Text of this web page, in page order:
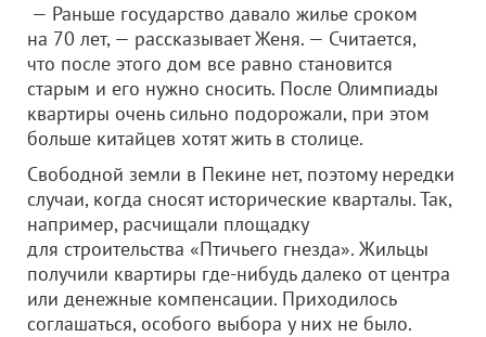
— Раньше государство давало жилье сроком
на 70 лет, — рассказывает Женя. — Считается,
что после этого дом все равно становится
старым и его нужно сносить. После Олимпиады
квартиры очень сильно подорожали, при этом
больше китайцев хотят жить в столице.
Свободной земли в Пекине нет, поэтому нередки
случаи, когда сносят исторические кварталы. Так,
например, расчищали площадку
для строительства «Птичьего гнезда». Жильцы
получили квартиры где-нибудь далеко от центра
или денежные компенсации. Приходилось
соглашаться, особого выбора у них не было.